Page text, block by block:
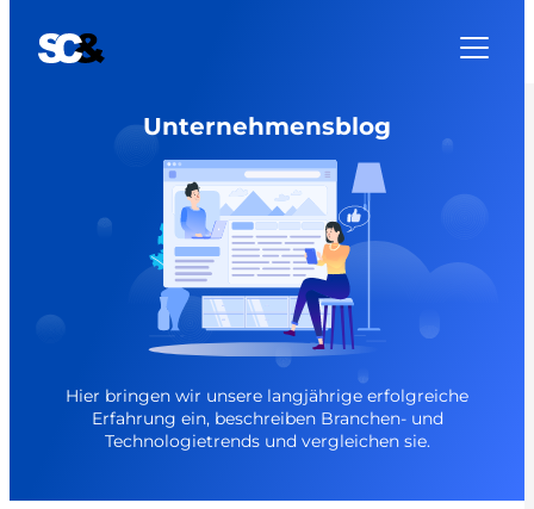
Unternehmensblog
Hier bringen wir unsere langjährige erfolgreiche
Erfahrung ein, beschreiben Branchen- und
Technologietrends und vergleichen sie.